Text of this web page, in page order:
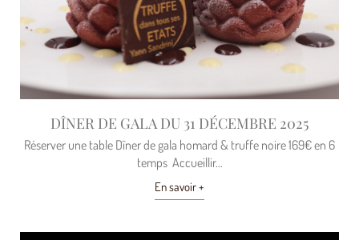
DÎNER DE GALA DU 31 DÉCEMBRE 2025
Réserver une table Dîner de gala homard & truffe noire 169€ en 6
temps Accueillir…
En savoir +